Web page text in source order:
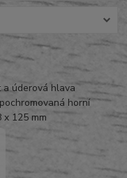
a úderová hlava
horní
125 mm